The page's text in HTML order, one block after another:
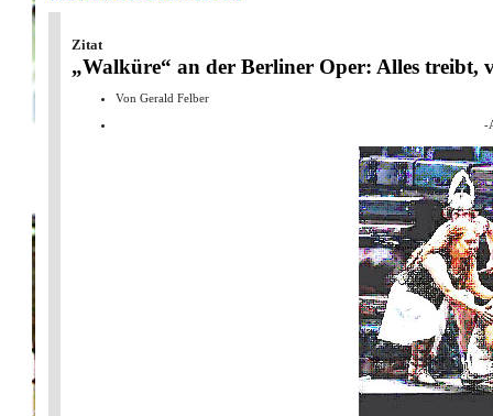
Zitat
„Walküre“ an der Berliner Oper: Alles treibt,
Von Gerald Felber
-